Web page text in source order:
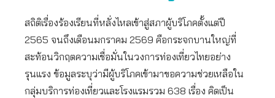
สถิติเรื่องร้องเรียนที่หลั่งไหลเข้าสู่สภาผู้บริโภคตั้งแต่ปี
2565 จนถึงเดือนมกราคม 2569 คือกระจกบานใหญ่ที่
สะท้อนวิกฤตความเชื่อมั่นในวงการท่องเที่ยวไทยอย่าง
รุนแรง ข้อมูลระบุว่ามีผู้บริโภคเข้ามาขอความช่วยเหลือใน
กลุ่มบริการท่องเที่ยวและโรงแรมรวม 638 เรื่อง คิดเป็น